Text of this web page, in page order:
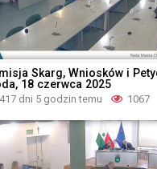
Skarg, Wniosków i
18 czerwca 2025
417 dni 5 godzin temu 1067